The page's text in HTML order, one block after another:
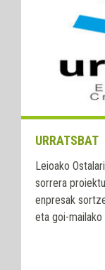
URRATSBAT
Leioako
sorrera
enpresak
eta goi-mailako